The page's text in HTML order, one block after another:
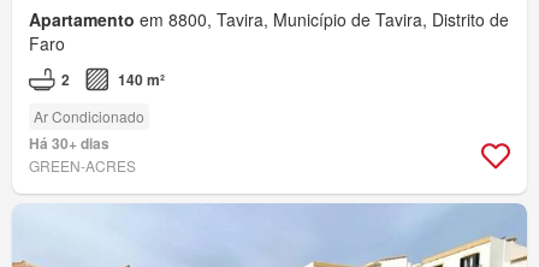
Apartamento em 8800, Tavira, Município de Tavira, Distrito de
Faro
2 140 m²
Ar Condicionado
Há 30+ dias
GREEN-ACRES